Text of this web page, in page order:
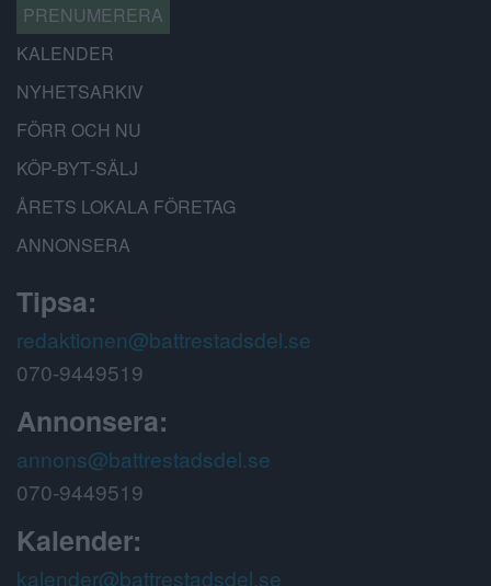
PRENUMERERA
KALENDER
NYHETSARKIV
FÖRR OCH NU
KÖP-BYT-SÄLJ
ÅRETS LOKALA FÖRETAG
ANNONSERA
Tipsa:
redaktionen@battrestadsdel.se
070-9449519
Annonsera:
annons@battrestadsdel.se
070-9449519
Kalender:
kalender@battrestadsdel.se